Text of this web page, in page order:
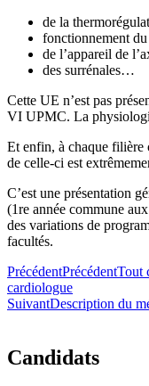
de la
fonctionnement
de l’appareil de
des surrénales…
Cette UE n’est pas
VI UPMC. La
Et enfin, à chaque filière
de celle-ci est
C’est une présentation
(1re année commune
des variations de
facultés.
PrécédentPrécédentTout
cardiologue
SuivantDescription du
Candidats